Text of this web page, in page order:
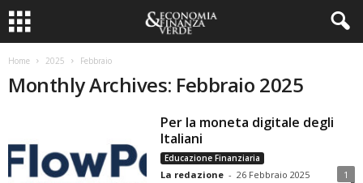
Home 2025 Febbraio
Monthly Archives: Febbraio 2025
Per la moneta digitale degli
Italiani
Educazione Finanziaria
La redazione - 26 Febbraio 2025 1